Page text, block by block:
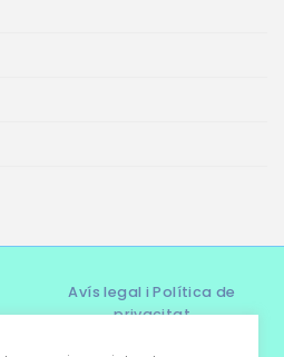
Avís legal i Política de
privacitat